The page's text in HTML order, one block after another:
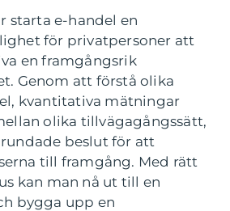
starta e-handel en
för privatpersoner att
en framgångsrik
Genom att förstå olika
kvantitativa mätningar
olika tillvägagångssätt,
beslut för att
till framgång. Med rätt
kan man nå ut till en
bygga upp en